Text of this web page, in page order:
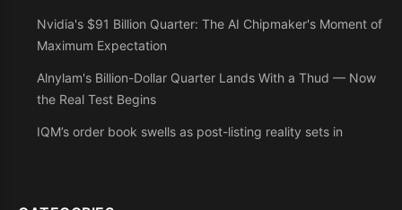
Nvidia's $91 Billion Quarter: The AI Chipmaker's Moment of
Maximum Expectation
Alnylam's Billion-Dollar Quarter Lands With a Thud — Now
the Real Test Begins
IQM’s order book swells as post-listing reality sets in